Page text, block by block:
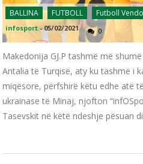
BALLINA FUTBOLL Futboll
infosport -05/02/2021 0
Makedonija GJ.P tashmë më
Antalia të Turqisë, aty ku tashmë i
miqësore, përfshirë këtu edhe atë
ukrainase të Minaj, njofton
Tasevskit në këtë ndeshje pësuan